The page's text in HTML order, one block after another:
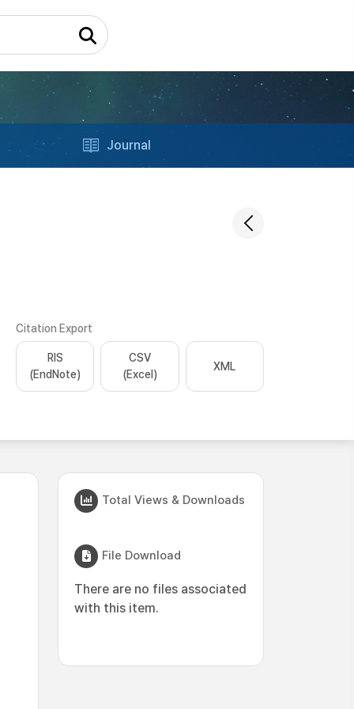
Journal
Citation Export
RIS
(EndNote)
CSV
(Excel)
XML
Total Views & Downloads
File Download
There are no files associated
with this item.